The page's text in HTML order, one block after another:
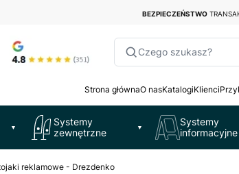
BEZPIECZEŃSTWO
Czego szukasz?
Strona głównaO nasKatalogiKlienci
▼
Systemy
zewnętrzne
▼
Systemy
informacyjne
reklamowe - Drezdenko